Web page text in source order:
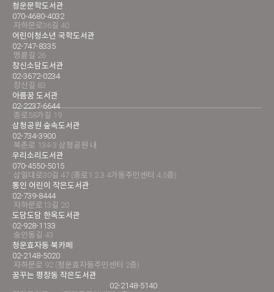
청운문학도서관
070-4680-4032
자하문로36길 40
어린이청소년 국학도서관
02-747-8335
명륜길 26
창신소담도서관
02-3672-0234
창신길 83
아름꿈 도서관
02-2237-6644
종로58가길 19
삼청공원 숲속도서관
02-734-3900
북촌로 134-3 삼청공원 내
우리소리도서관
070-4550-5015
삼일대로30길 47 (종로1.2.3.4가동주민센터 4,5층)
통인 어린이 작은도서관
02-739-8444
자하문로13길 20
도담도담 한옥도서관
02-928-1133
숭인동길 43
청운효자동 북카페
02-2148-5020
자하문로 92 (청운효자동주민센터 2층)
꿈꾸는 평창동 작은도서관
02-2148-5140